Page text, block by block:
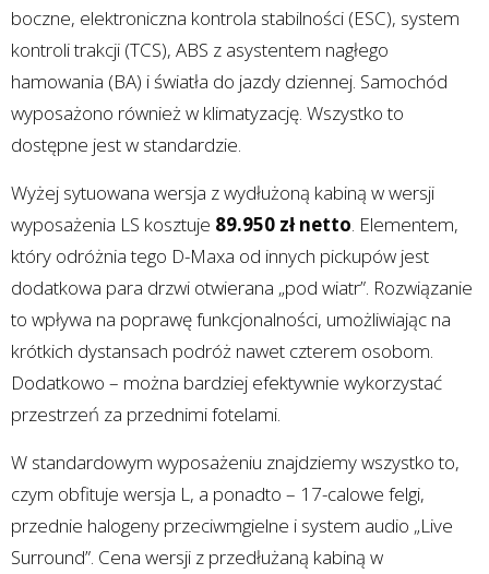
boczne, elektroniczna kontrola stabilności (ESC), system
kontroli trakcji (TCS), ABS z asystentem nagłego
hamowania (BA) i światła do jazdy dziennej. Samochód
wyposażono również w klimatyzację. Wszystko to
dostępne jest w standardzie.
Wyżej sytuowana wersja z wydłużoną kabiną w wersji
wyposażenia LS kosztuje 89.950 zł netto. Elementem,
który odróżnia tego D-Maxa od innych pickupów jest
dodatkowa para drzwi otwierana „pod wiatr”. Rozwiązanie
to wpływa na poprawę funkcjonalności, umożliwiając na
krótkich dystansach podróż nawet czterem osobom.
Dodatkowo – można bardziej efektywnie wykorzystać
przestrzeń za przednimi fotelami.
W standardowym wyposażeniu znajdziemy wszystko to,
czym obfituje wersja L, a ponadto – 17-calowe felgi,
przednie halogeny przeciwmgielne i system audio „Live
Surround”. Cena wersji z przedłużaną kabiną w